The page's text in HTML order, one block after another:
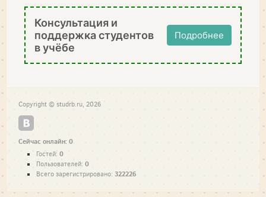
Консультация и
поддержка студентов
в учёбе
Подробнее
Copyright © studrb.ru, 2026
Сейчас онлайн: 0
Гостей: 0
Пользователей: 0
Всего зарегистрировано: 322226